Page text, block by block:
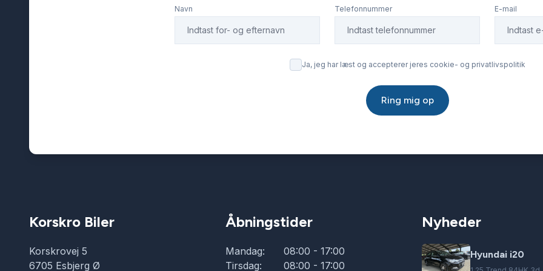
Navn Telefonnummer E-mail
Ja, jeg har læst og accepterer jeres cookie- og privatlivspolitik
Ring mig op
Korskro Biler
Korskrovej 5
6705 Esbjerg Ø
Åbningstider
Mandag:
08:00 - 17:00
Tirsdag:
08:00 - 17:00
Nyheder
Hyundai i20